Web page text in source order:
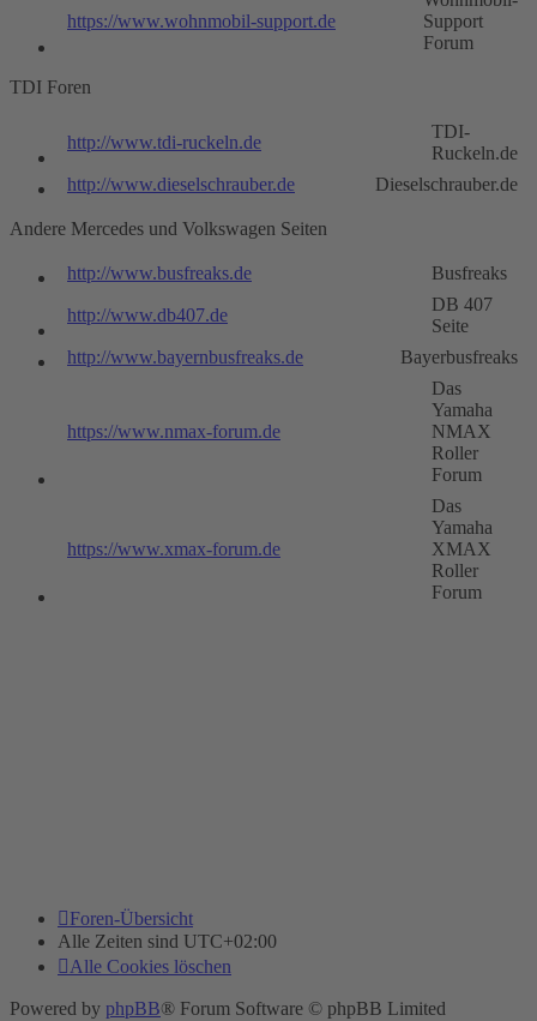
https://www.wohnmobil-support.de
Support
Forum
TDI Foren
http://www.tdi-ruckeln.de
TDI-
Ruckeln.de
http://www.dieselschrauber.de
Dieselschrauber.de
Andere Mercedes und Volkswagen Seiten
http://www.busfreaks.de Busfreaks
http://www.db407.de
DB 407
Seite
http://www.bayernbusfreaks.de
Bayerbusfreaks
https://www.nmax-forum.de
Das
Yamaha
NMAX
Roller
Forum
https://www.xmax-forum.de
Das
Yamaha
XMAX
Roller
Forum
Foren-Übersicht
Alle Zeiten sind UTC+02:00
Alle Cookies löschen
Powered by phpBB® Forum Software © phpBB Limited